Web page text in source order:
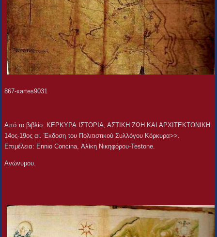
867-xartes9031
Aπό το βιβλίο: ΚΕΡΚΥΡΑ:ΙΣΤΟΡΙΑ, ΑΣΤΙΚΗ ΖΩΗ ΚΑΙ ΑΡΧΙΤΕΚΤΟΝΙΚΗ
14ος-19ος αι. Έκδοση του Πολιτιστικού Συλλόγου Κόρκυρα>>.
Επιμέλεια: Ennio Concina, Αλίκη Νικηφόρου-Testone.
Ανώνυμου.